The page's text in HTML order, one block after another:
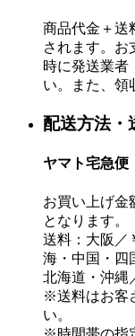
商品代金＋送
されます。お
時に発送業者
い。また、領
配送方法・
ヤマト宅急便
お買い上げ金
となります。
送料：大阪／
海・中国・四
北海道・沖縄
※送料はお客
い。